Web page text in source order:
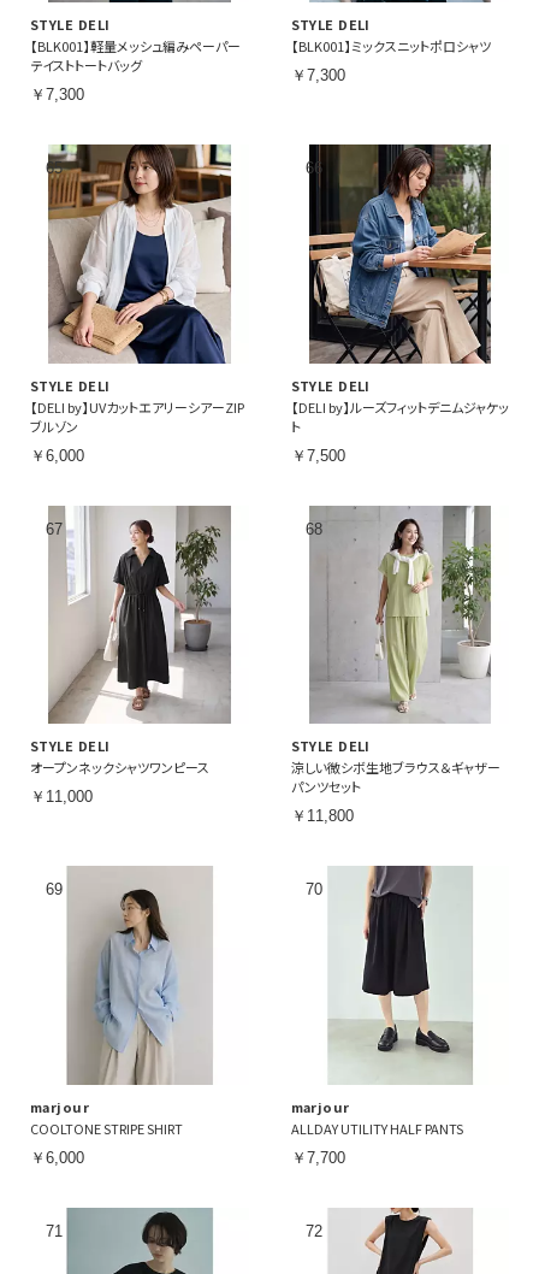
STYLE DELI
【BLK001】軽量メッシュ編みペーパー
テイストトートバッグ
￥7,300
STYLE DELI
【BLK001】ミックスニットポロシャツ
￥7,300
STYLE DELI
【DELI by】UVカットエアリーシアーZIP
ブルゾン
￥6,000
STYLE DELI
【DELI by】ルーズフィットデニムジャケッ
ト
￥7,500
STYLE DELI
オープンネックシャツワンピース
￥11,000
STYLE DELI
涼しい微シボ生地ブラウス＆ギャザー
パンツセット
￥11,800
marjour
COOLTONE STRIPE SHIRT
￥6,000
marjour
ALLDAY UTILITY HALF PANTS
￥7,700